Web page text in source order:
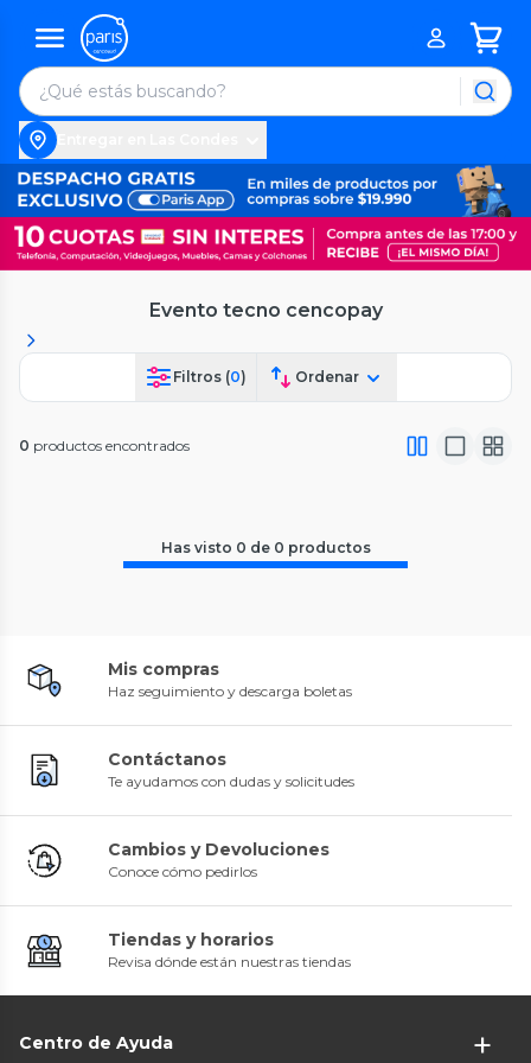
Evento tecno cencopay
Filtros (0) Ordenar
0 productos encontrados
Has visto 0 de 0 productos
Mis compras
Haz seguimiento y descarga boletas
Contáctanos
Te ayudamos con dudas y solicitudes
Cambios y Devoluciones
Conoce cómo pedirlos
Tiendas y horarios
Revisa dónde están nuestras tiendas
Centro de Ayuda